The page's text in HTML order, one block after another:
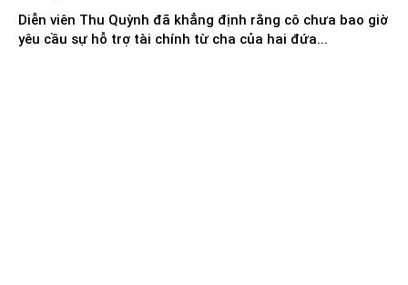
Diễn viên Thu Quỳnh đã khẳng định rằng cô chưa bao giờ
yêu cầu sự hỗ trợ tài chính từ cha của hai đứa...